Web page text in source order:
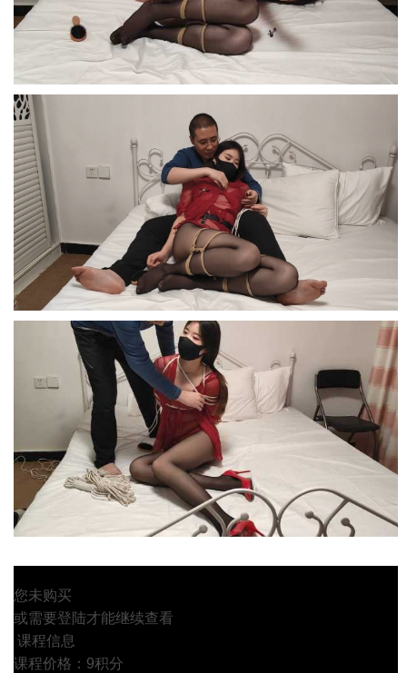
您未购买
或需要登陆才能继续查看
课程信息
课程价格：9积分